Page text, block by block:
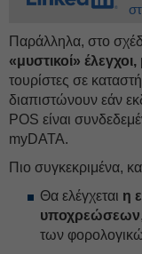
Παράλληλα, στο
«μυστικοί» έλεγχοι,
τουρίστες σε
διαπιστώνουν εάν
POS είναι
myDATA.
Πιο συγκεκριμένα,
Θα ελέγχεται η
υποχρεώσεων
των